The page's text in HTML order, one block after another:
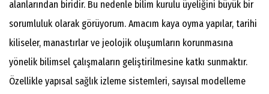
alanlarından biridir. Bu nedenle bilim kurulu üyeliğini büyük bir
sorumluluk olarak görüyorum. Amacım kaya oyma yapılar, tarihi
kiliseler, manastırlar ve jeolojik oluşumların korunmasına
yönelik bilimsel çalışmaların geliştirilmesine katkı sunmaktır.
Özellikle yapısal sağlık izleme sistemleri, sayısal modelleme